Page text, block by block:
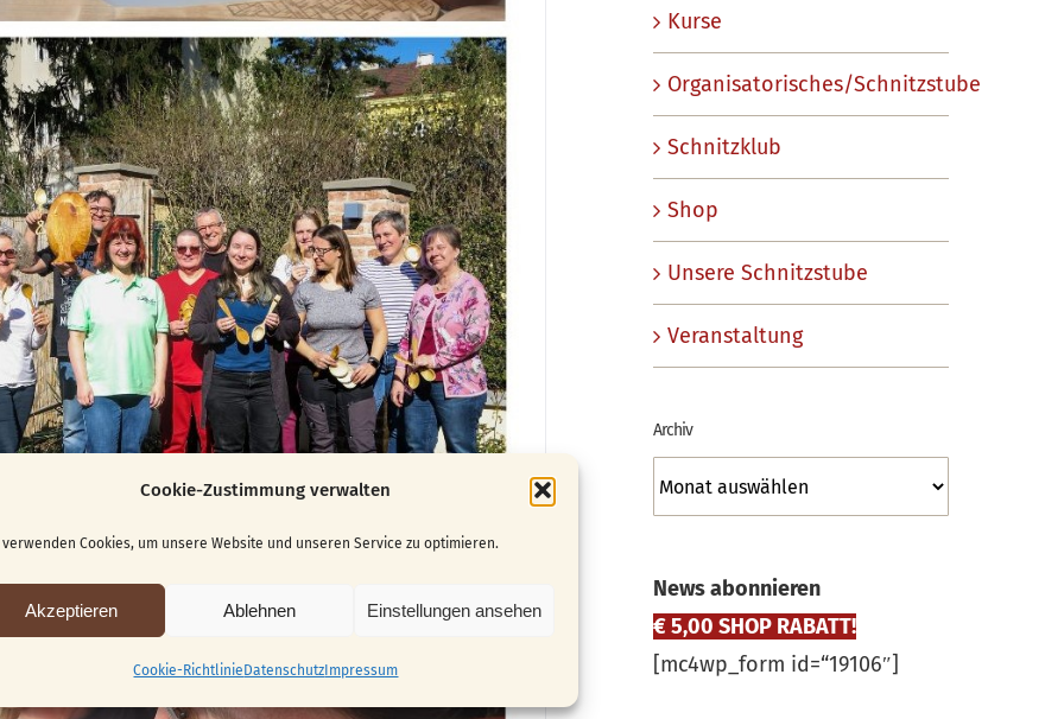
Cookie-Zustimmung verwalten
verwenden Cookies, um unsere Website und unseren Service zu optimieren.
Akzeptieren Ablehnen Einstellungen ansehen
Cookie-Richtlinie Datenschutz Impressum
Kurse
Organisatorisches/Schnitzstube
Schnitzklub
Shop
Unsere Schnitzstube
Veranstaltung
Archiv
Archiv
News abonnieren
€ 5,00 SHOP RABATT!
[mc4wp_form id=“19106″]